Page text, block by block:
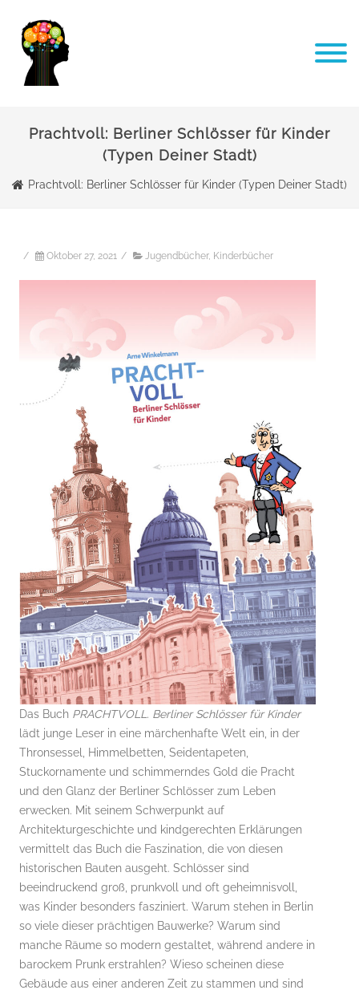
Prachtvoll: Berliner Schlösser für Kinder
(Typen Deiner Stadt)
Prachtvoll: Berliner Schlösser für Kinder (Typen Deiner Stadt)
/ Oktober 27, 2021 / Jugendbücher, Kinderbücher
Das Buch PRACHTVOLL. Berliner Schlösser für Kinder
lädt junge Leser in eine märchenhafte Welt ein, in der
Thronsessel, Himmelbetten, Seidentapeten,
Stuckornamente und schimmerndes Gold die Pracht
und den Glanz der Berliner Schlösser zum Leben
erwecken. Mit seinem Schwerpunkt auf
Architekturgeschichte und kindgerechten Erklärungen
vermittelt das Buch die Faszination, die von diesen
historischen Bauten ausgeht. Schlösser sind
beeindruckend groß, prunkvoll und oft geheimnisvoll,
was Kinder besonders fasziniert. Warum stehen in Berlin
so viele dieser prächtigen Bauwerke? Warum sind
manche Räume so modern gestaltet, während andere in
barockem Prunk erstrahlen? Wieso scheinen diese
Gebäude aus einer anderen Zeit zu stammen und sind